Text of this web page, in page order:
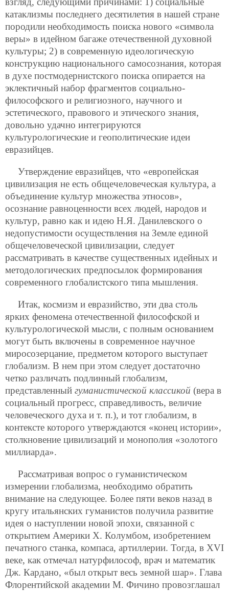
катаклизмы последнего десятилетия в нашей стране
породили необходимость поиска нового «символа
веры» в идейном багаже отечественной духовной
культуры; 2) в современную идеологическую
конструкцию национального самосознания, которая
в духе постмодернистского поиска опирается на
эклектичный набор фрагментов социально-
философского и религиозного, научного и
эстетического, правового и этического знания,
довольно удачно интегрируются
культурологические и геополитические идеи
евразийцев.
Утверждение евразийцев, что «европейская
цивилизация не есть общечеловеческая культура, а
объединение культур множества этносов»,
осознание равноценности всех людей, народов и
культур, равно как и идею Н.Я. Данилевского о
недопустимости осуществления на Земле единой
общечеловеческой цивилизации, следует
рассматривать в качестве существенных идейных и
методологических предпосылок формирования
современного глобалистского типа мышления.
Итак, космизм и евразийство, эти два столь
ярких феномена отечественной философской и
культурологической мысли, с полным основанием
могут быть включены в современное научное
миросозерцание, предметом которого выступает
глобализм. В нем при этом следует достаточно
четко различать подлинный глобализм,
представленный гуманистической классикой (вера в
социальный прогресс, справедливость, величие
человеческого духа и т. п.), и тот глобализм, в
контексте которого утверждаются «конец истории»,
столкновение цивилизаций и монополия «золотого
миллиарда».
Рассматривая вопрос о гуманистическом
измерении глобализма, необходимо обратить
внимание на следующее. Более пяти веков назад в
кругу итальянских гуманистов получила развитие
идея о наступлении новой эпохи, связанной с
открытием Америки Х. Колумбом, изобретением
печатного станка, компаса, артиллерии. Тогда, в XVI
веке, как отмечал натурфилософ, врач и математик
Дж. Кардано, «был открыт весь земной шар». Глава
Флорентийской академии М. Фичино провозглашал